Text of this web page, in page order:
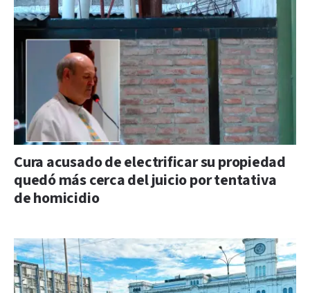
Cura acusado de electrificar su propiedad
quedó más cerca del juicio por tentativa
de homicidio